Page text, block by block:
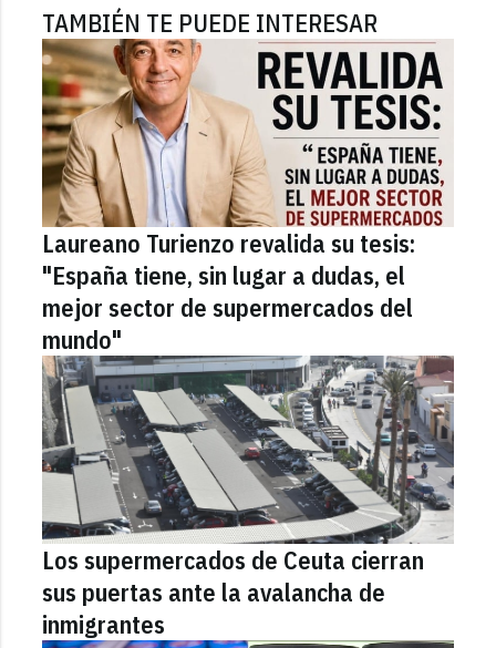
TAMBIÉN TE PUEDE INTERESAR
Laureano Turienzo revalida su tesis:
"España tiene, sin lugar a dudas, el
mejor sector de supermercados del
mundo"
Los supermercados de Ceuta cierran
sus puertas ante la avalancha de
inmigrantes